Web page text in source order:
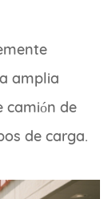
amplia
camión de
de carga.